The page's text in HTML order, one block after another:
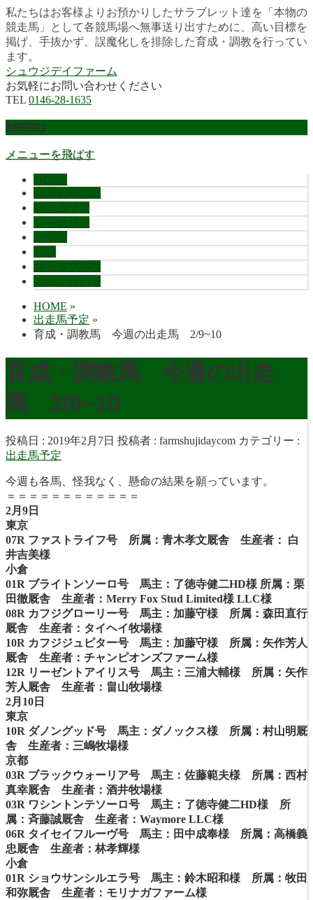
私たちはお客様よりお預かりしたサラブレット達を「本物の
競走馬」として各競馬場へ無事送り出すために、高い目標を
掲げ、手抜かず、誤魔化しを排除した育成・調教を行ってい
ます。
シュウジデイファーム
お気軽にお問い合わせください
TEL 0146-28-1635
MENU
メニューを飛ばす
HOME »
出走馬予定 »
育成・調教馬 今週の出走馬 2/9~10
育成・調教馬 今週の出走
馬 2/9~10
投稿日 : 2019年2月7日 投稿者 : farmshujidaycom カテゴリー :
出走馬予定
今週も各馬、怪我なく、懸命の結果を願っています。
＝＝＝＝＝＝＝＝＝＝＝＝
2月9日
東京
07R ファストライフ号 所属：青木孝文厩舎 生産者： 白
井吉美様
小倉
01R ブライトンソーロ号 馬主：了徳寺健二HD様 所属：栗
田徹厩舎 生産者：Merry Fox Stud Limited様 LLC様
08R カフジグローリー号 馬主：加藤守様 所属：森田直行
厩舎 生産者：タイヘイ牧場様
10R カフジジュピター号 馬主：加藤守様 所属：矢作芳人
厩舎 生産者：チャンピオンズファーム様
12R リーゼントアイリス号 馬主：三浦大輔様 所属：矢作
芳人厩舎 生産者：畠山牧場様
2月10日
東京
10R ダノングッド号 馬主：ダノックス様 所属：村山明厩
舎 生産者：三嶋牧場様
京都
03R ブラックウォーリア号 馬主：佐藤範夫様 所属：西村
真幸厩舎 生産者：酒井牧場様
03R ワシントンテソーロ号 馬主：了徳寺健二HD様 所
属：斉藤誠厩舎 生産者：Waymore LLC様
06R タイセイフルーヴ号 馬主：田中成奉様 所属：高橋義
忠厩舎 生産者：林孝輝様
小倉
01R ショウサンシルエラ号 馬主：鈴木昭和様 所属：牧田
和弥厩舎 生産者：モリナガファーム様